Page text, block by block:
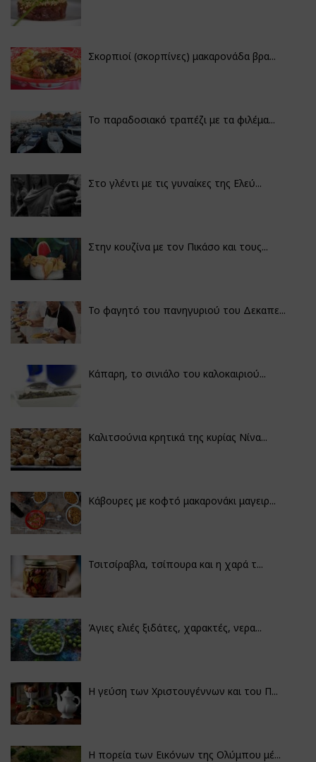
Σκορπιοί (σκορπίνες) μακαρονάδα βρα...
Το παραδοσιακό τραπέζι με τα φιλέμα...
Στο γλέντι με τις γυναίκες της Ελεύ...
Στην κουζίνα με τον Πικάσο και τους...
Το φαγητό του πανηγυριού του Δεκαπε...
Κάπαρη, το σινιάλο του καλοκαιριού...
Καλιτσούνια κρητικά της κυρίας Νίνα...
Κάβουρες με κοφτό μακαρονάκι μαγειρ...
Τσιτσίραβλα, τσίπουρα και η χαρά τ...
Άγιες ελιές ξιδάτες, χαρακτές, νερα...
Η γεύση των Χριστουγέννων και του Π...
Η πορεία των Εικόνων της Ολύμπου μέ...